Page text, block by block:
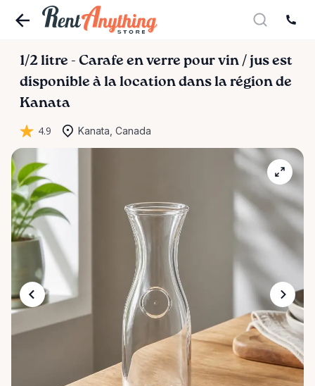
1​/​2 litre - Carafe en verre pour vin ​/​ jus est
disponible à la location dans la région de
Kanata
4.9 Kanata, Canada